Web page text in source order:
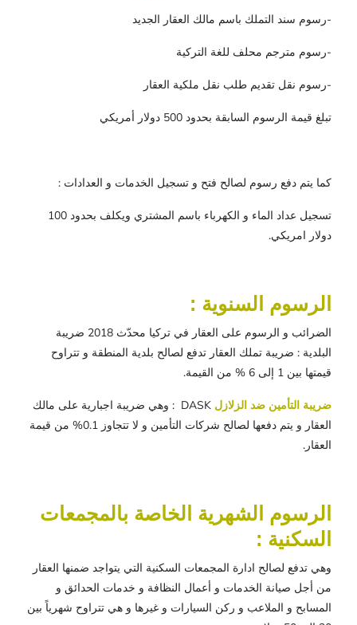
-رسوم سند التملك باسم مالك العقار الجديد
-رسوم مترجم محلف للغة التركية
-رسوم نقل تقديم طلب نقل ملكية العقار
تبلغ قيمة الرسوم السابقة بحدود 500 دولار أمريكي
كما يتم دفع رسوم لصالح فتح و تسجيل الخدمات و العدادات :
تسجيل عداد الماء و الكهرباء باسم المشتري ويكلف بحدود 100
دولار امريكي.
الرسوم السنوية :
الضرائب و الرسوم على العقار في تركيا محدّث 2018 ضريبة
البلدية : ضريبة تملك العقار تدفع لصالح بلدية المنطقة و تتراوح
قيمتها بين 1 إلى 6 % من القيمة.
ضريبة التأمين ضد الزلازل
DASK : وهي ضريبة اجبارية على مالك
العقار و يتم دفعها لصالح شركات التأمين و لا تتجاوز 0.1% من قيمة
العقار.
الرسوم الشهرية الخاصة بالمجمعات
السكنية :
وهي تدفع لصالح ادارة المجمعات السكنية التي يتواجد ضمنها العقار
من أجل صيانة الخدمات و أعمال النظافة و خدمات الحدائق و
المسابح و الملاعب و ركن السيارات و غيرها و هي تتراوح شهرياً بين